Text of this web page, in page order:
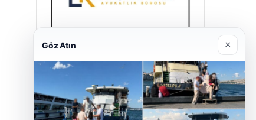
Enes Kaplan Avukatlık Bürosu
28/04/2026
Göz Atın ×